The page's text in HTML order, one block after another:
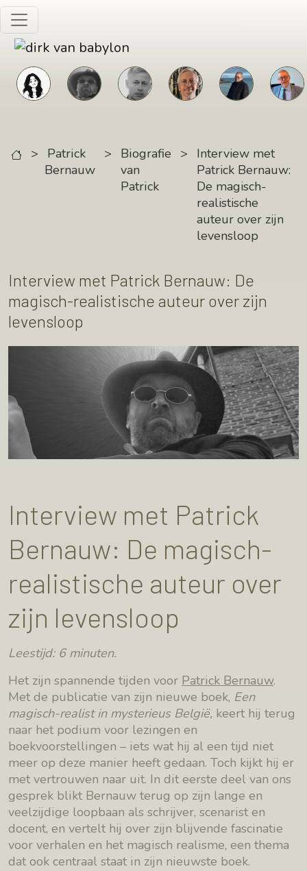
Skip to main content
>
Patrick
Bernauw
>
Biografie
van
Patrick
>
Interview met
Patrick Bernauw:
De magisch-
realistische
auteur over zijn
levensloop
Interview met Patrick Bernauw: De
magisch-realistische auteur over zijn
levensloop
Interview met Patrick
Bernauw: De magisch-
realistische auteur over
zijn levensloop
Leestijd: 6 minuten.
Het zijn spannende tijden voor Patrick Bernauw.
Met de publicatie van zijn nieuwe boek, Een
magisch-realist in mysterieus België, keert hij terug
naar het podium voor lezingen en
boekvoorstellingen – iets wat hij al een tijd niet
meer op deze manier heeft gedaan. Toch kijkt hij er
met vertrouwen naar uit. In dit eerste deel van ons
gesprek blikt Bernauw terug op zijn lange en
veelzijdige loopbaan als schrijver, scenarist en
docent, en vertelt hij over zijn blijvende fascinatie
voor verhalen en het magisch realisme, een thema
dat ook centraal staat in zijn nieuwste boek.